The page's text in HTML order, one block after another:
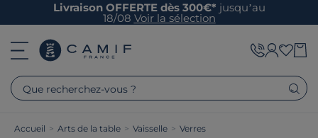
Livraison OFFERTE dès 300€* jusqu’au
18/08 Voir la sélection
Que recherchez-vous ?
Accueil > Arts de la table > Vaisselle > Verres